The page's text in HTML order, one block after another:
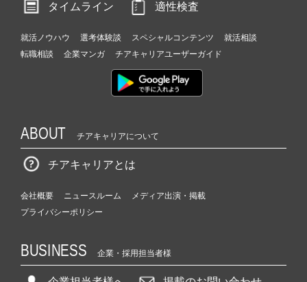
タイムライン
適性検査
就活ノウハウ 選考体験談 スペシャルコンテンツ
就活相談
転職相談
企業マンガ チアキャリアユーザーガイド
ABOUT チアキャリアについて
チアキャリアとは
会社概要 ニュースルーム
メディア出演・掲載
プライバシーポリシー
BUSINESS 企業・採用担当者様